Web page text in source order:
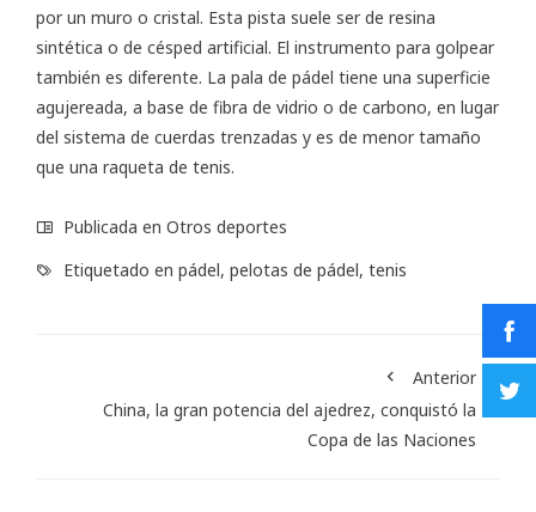
por un muro o cristal. Esta pista suele ser de resina
sintética o de césped artificial. El instrumento para golpear
también es diferente. La pala de pádel tiene una superficie
agujereada, a base de fibra de vidrio o de carbono, en lugar
del sistema de cuerdas trenzadas y es de menor tamaño
que una raqueta de tenis.
Publicada en Otros deportes
Etiquetado en pádel, pelotas de pádel, tenis
Anterior
China, la gran potencia del ajedrez, conquistó la
Copa de las Naciones